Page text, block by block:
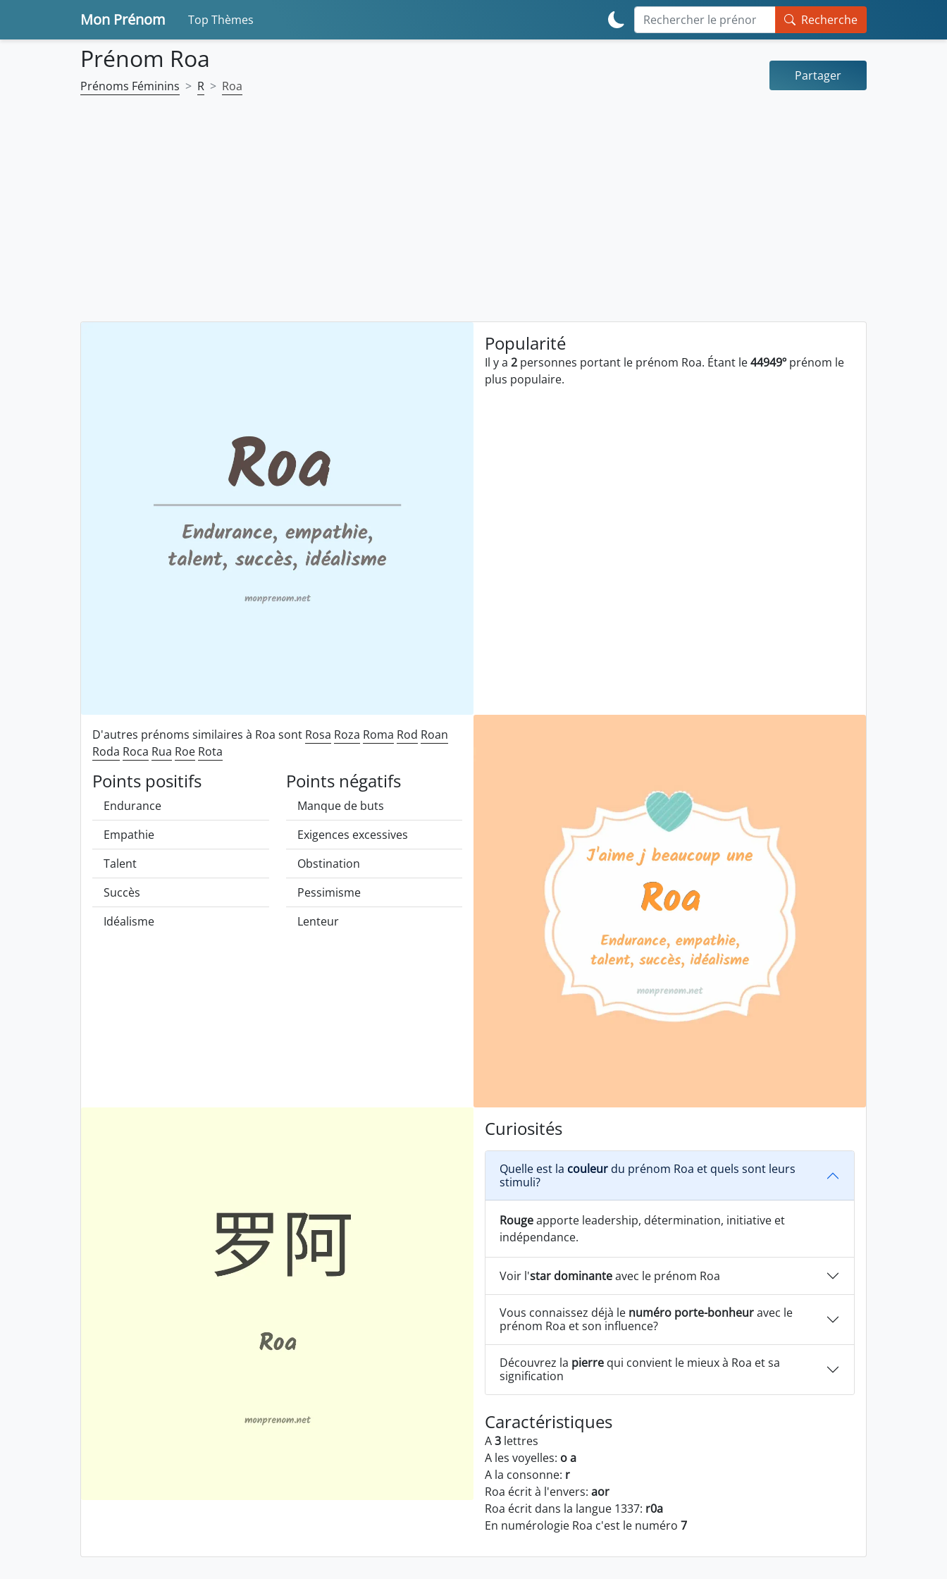
Mon Prénom Top Thèmes Recherche
Prénom Roa
Prénoms Féminins R Roa
Partager
Popularité
Il y a 2 personnes portant le prénom Roa. Étant le44949º prénom le
plus populaire.
D'autres prénoms similaires à Roa sont Rosa Roza Roma Rod Roan
Roda Roca Rua Roe Rota
Points positifs
Endurance
Empathie
Talent
Succès
Idéalisme
Points négatifs
Manque de buts
Exigences excessives
Obstination
Pessimisme
Lenteur
Curiosités
Quelle est la couleur du prénom Roa et quels sont leurs
stimuli?
Rougeapporte leadership, détermination, initiative et
indépendance.
Voir l'star dominanteavec le prénom Roa
Vous connaissez déjà le numéro porte-bonheuravec le
prénom Roa et son influence?
Découvrez la pierre qui convient le mieux à Roa et sa
signification
Caractéristiques
A3 lettres
A les voyelles: o a
A la consonne: r
Roa écrit à l'envers: aor
Roa écrit dans la langue 1337: r0a
En numérologie Roa c'est le numéro 7